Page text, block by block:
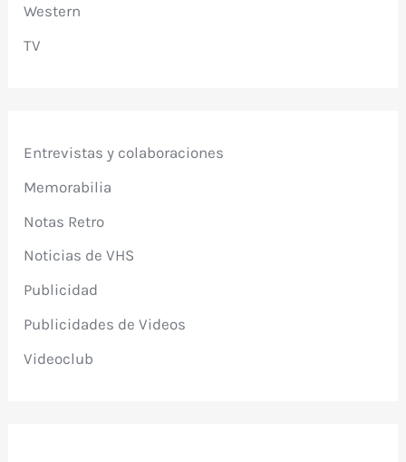
Western
TV
Entrevistas y colaboraciones
Memorabilia
Notas Retro
Noticias de VHS
Publicidad
Publicidades de Videos
Videoclub